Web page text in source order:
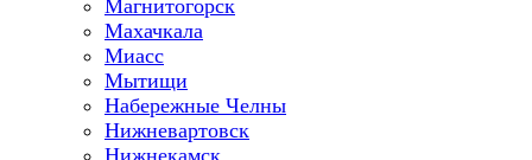
Магнитогорск
Махачкала
Миасс
Мытищи
Набережные Челны
Нижневартовск
Нижнекамск